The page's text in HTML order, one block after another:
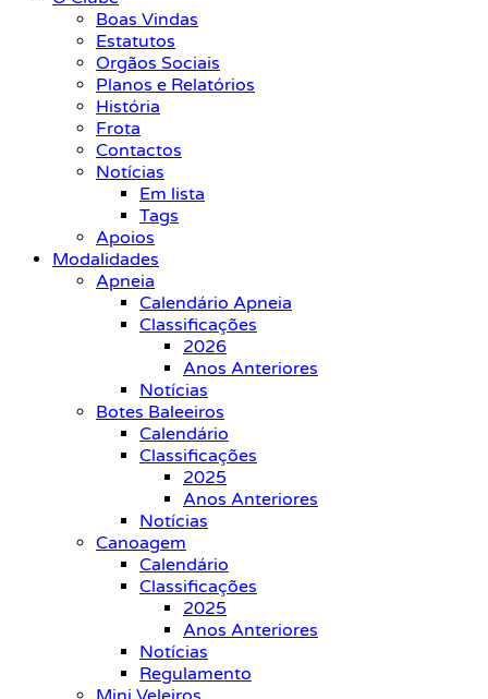
Boas Vindas
Estatutos
Orgãos Sociais
Planos e Relatórios
História
Frota
Contactos
Notícias
Em lista
Tags
Apoios
Modalidades
Apneia
Calendário Apneia
Classificações
2026
Anos Anteriores
Notícias
Botes Baleeiros
Calendário
Classificações
2025
Anos Anteriores
Notícias
Canoagem
Calendário
Classificações
2025
Anos Anteriores
Notícias
Regulamento